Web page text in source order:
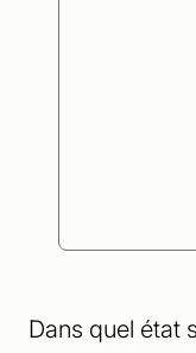
Dans quel état